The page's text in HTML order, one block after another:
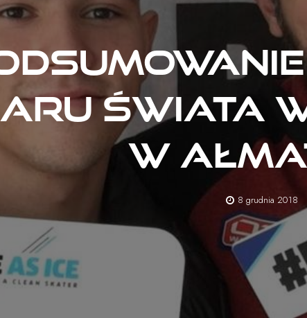
Świata
w
8 grudnia 2018